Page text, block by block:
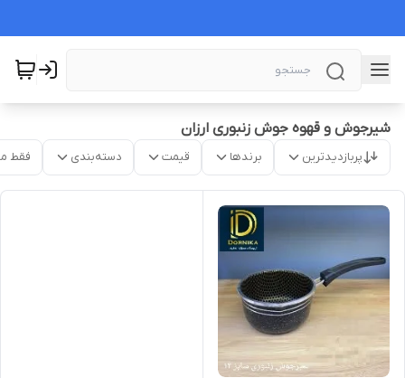
شیرجوش و قهوه جوش زنبوری ارزان
پربازدیدترین برندها قیمت دسته‌بندی فقط